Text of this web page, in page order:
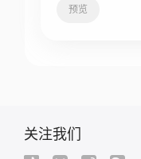
预览
关注我们